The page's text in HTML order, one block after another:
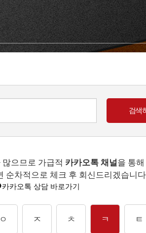
으므로 가급적 카카오톡 채널을 통
순차적으로 체크 후 회신드리겠습니
카카오톡 상담 바로가기
ㅇ ㅈ ㅊ ㅋ ㅌ